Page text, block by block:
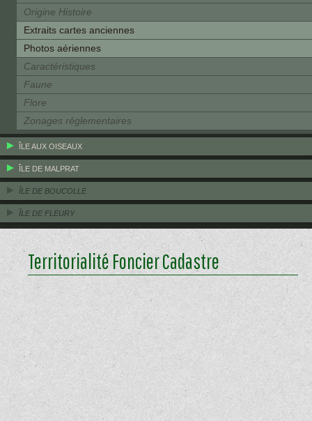
Origine Histoire
Extraits cartes anciennes
Photos aériennes
Caractéristiques
Faune
Flore
Zonages réglementaires
ÎLE AUX OISEAUX
ÎLE DE MALPRAT
ÎLE DE BOUCOLLE
ÎLE DE FLEURY
Territorialité Foncier Cadastre